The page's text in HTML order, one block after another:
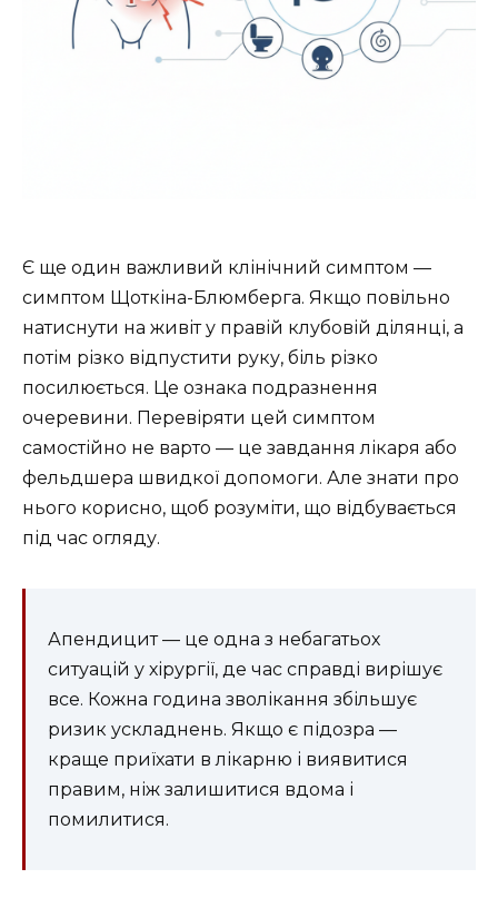
Є ще один важливий клінічний симптом —
симптом Щоткіна-Блюмберга. Якщо повільно
натиснути на живіт у правій клубовій ділянці, а
потім різко відпустити руку, біль різко
посилюється. Це ознака подразнення
очеревини. Перевіряти цей симптом
самостійно не варто — це завдання лікаря або
фельдшера швидкої допомоги. Але знати про
нього корисно, щоб розуміти, що відбувається
під час огляду.
Апендицит — це одна з небагатьох
ситуацій у хірургії, де час справді вирішує
все. Кожна година зволікання збільшує
ризик ускладнень. Якщо є підозра —
краще приїхати в лікарню і виявитися
правим, ніж залишитися вдома і
помилитися.